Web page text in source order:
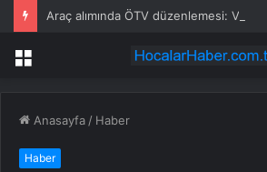
Menü
Anasayfa / Haber
Haber